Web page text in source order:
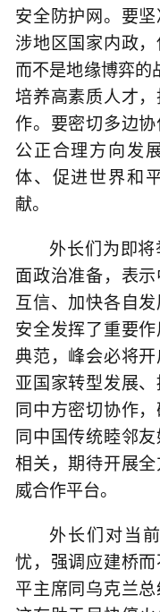
安全防护网。要
涉地区国家内政，
而不是地缘博弈的
培养高素质人才
作。要密切多边
公正合理方向发
体、促进世界和
献。
外长们为即
面政治准备，表
互信、加快各自
安全发挥了重要
典范，峰会必将
亚国家转型发展
同中方密切协作
同中国传统睦邻
相关，期待开展
威合作平台。
外长们对当
忧，强调应建桥
平主席同乌克兰